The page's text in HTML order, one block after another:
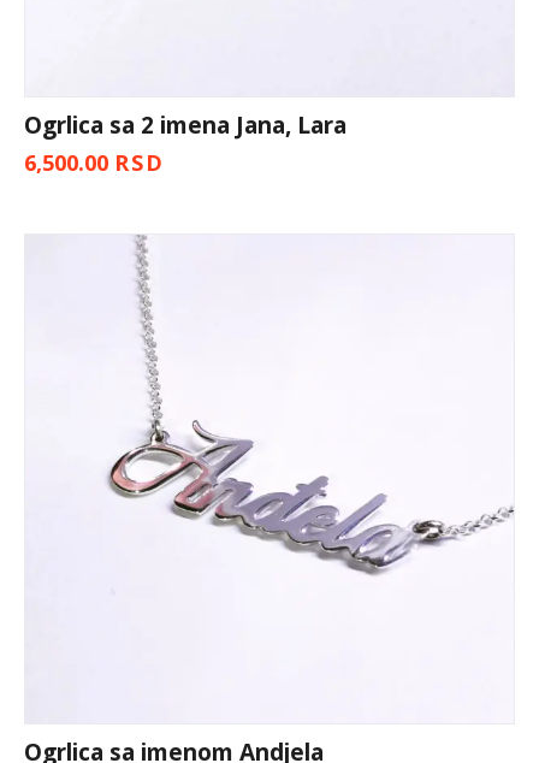
Ogrlica sa 2 imena Jana, Lara
6,500.00 RSD
Ogrlica sa imenom Andjela